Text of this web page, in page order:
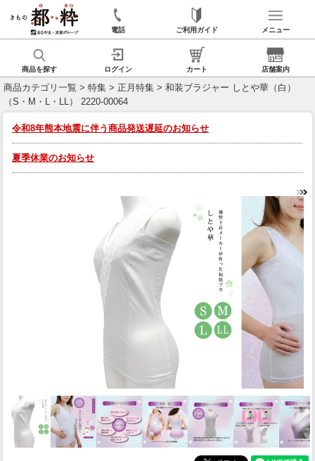
電話 ご利用ガイド メニュー
商品を探す ログイン カート 店舗案内
商品カテゴリ一覧 > 特集 > 正月特集 > 和装ブラジャー しとや華（白）
（S・M・L・LL） 2220-00064
令和8年熊本地震に伴う商品発送遅延のお知らせ
夏季休業のお知らせ